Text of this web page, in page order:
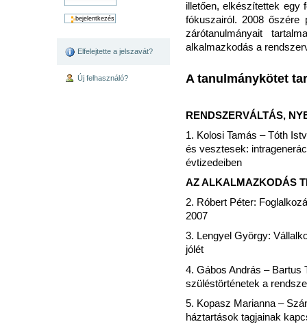
Elfelejtette a jelszavát?
Új felhasználó?
illetően, elkészítettek egy
fókuszairól. 2008 őszére
zárótanulmányait
alkalmazkodás a
A tanulmánykötet
RENDSZERVÁLTÁS,
1. Kolosi Tamás – Tóth
és vesztesek:
évtizedeiben
AZ ALKALMAZKODÁS
2. Róbert Péter:
2007
3. Lengyel György:
jólét
4. Gábos András – Bartus
szüléstörténetek a
5. Kopasz Marianna –
háztartások tagjainak